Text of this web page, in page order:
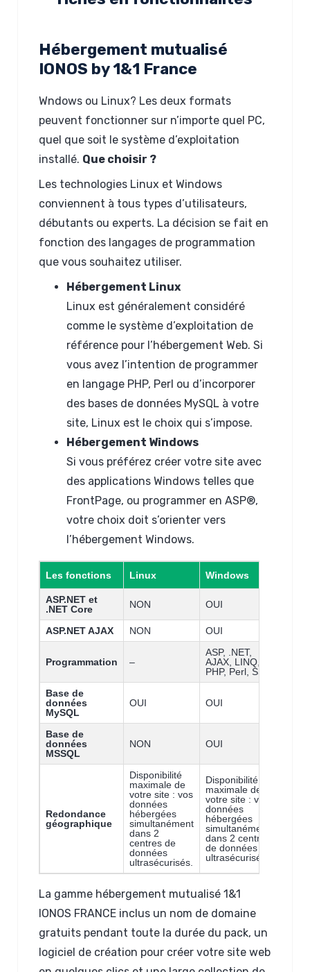
Hébergement mutualisé
IONOS by 1&1 France
Wndows ou Linux? Les deux formats
peuvent fonctionner sur n’importe quel PC,
quel que soit le système d’exploitation
installé. Que choisir ?
Les technologies Linux et Windows
conviennent à tous types d’utilisateurs,
débutants ou experts. La décision se fait en
fonction des langages de programmation
que vous souhaitez utiliser.
Hébergement Linux
Linux est généralement considéré
comme le système d’exploitation de
référence pour l’hébergement Web. Si
vous avez l’intention de programmer
en langage PHP, Perl ou d’incorporer
des bases de données MySQL à votre
site, Linux est le choix qui s’impose.
Hébergement Windows
Si vous préférez créer votre site avec
des applications Windows telles que
FrontPage, ou programmer en ASP®,
votre choix doit s’orienter vers
l’hébergement Windows.
Les fonctions Linux Windows
ASP.NET et
.NET Core
NON OUI
ASP.NET AJAX NON OUI
Programmation –
ASP, .NET,
AJAX, LINQ,
PHP, Perl, SSI
Base de
données
MySQL
OUI OUI
Base de
données
MSSQL
NON OUI
Redondance
géographique
Disponibilité
maximale de
votre site : vos
données
hébergées
simultanément
dans 2
centres de
données
ultrasécurisés.
Disponibilité
maximale de
votre site : vos
données
hébergées
simultanément
dans 2 centres
de données
ultrasécurisés.é)
La gamme hébergement mutualisé 1&1
IONOS FRANCE inclus un nom de domaine
gratuits pendant toute la durée du pack, un
logiciel de création pour créer votre site web